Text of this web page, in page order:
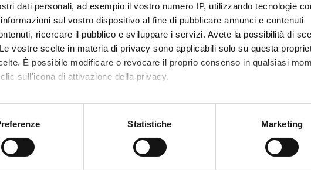
dati personali, ad esempio il vostro numero IP, utilizzando tecnologie
sul vostro dispositivo al fine di pubblicare annunci e contenuti
ricercare il pubblico e sviluppare i servizi. Avete la possibilità di
vostre scelte in materia di privacy sono applicabili solo su questa
È possibile modificare o revocare il proprio consenso in qualsiasi
sull'icona di attivazione della privacy.
geografica, con un'approssimazione di qualche metro,
Statistiche Marketing